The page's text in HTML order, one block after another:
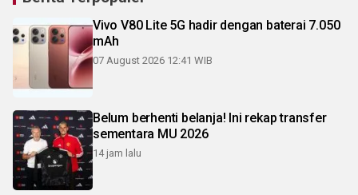
Vivo V80 Lite 5G hadir dengan baterai 7.050
mAh
07 August 2026 12:41 WIB
Belum berhenti belanja! Ini rekap transfer
sementara MU 2026
14 jam lalu